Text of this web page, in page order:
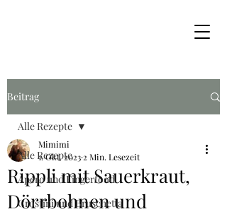
Beitrag
Alle Rezepte
Apéro und Fingerfood
Crostini und Bruschetta
Alle Rezepte
Rippli mit Sauerkraut,
Dörrbohnen und
Mimimi
1. Okt. 2023 2 Min. Lesezeit